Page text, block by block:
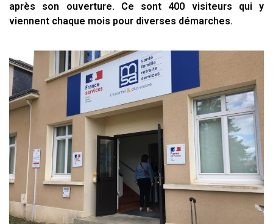
après son ouverture. Ce sont 400 visiteurs qui y
viennent chaque mois pour diverses démarches.